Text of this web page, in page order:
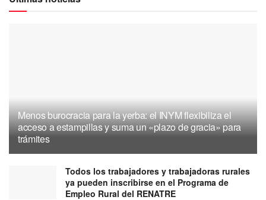
Menos burocracia para la yerba: el INYM flexibiliza el
acceso a estampillas y suma un «plazo de gracia» para
trámites
Todos los trabajadores y trabajadoras rurales
ya pueden inscribirse en el Programa de
Empleo Rural del RENATRE